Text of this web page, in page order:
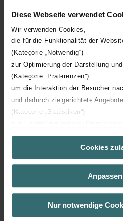
Diese Webseite verwendet
Wir verwenden Cookies,
die für die Funktionalität der
(Kategorie „Notwendig“)
zur Optimierung der Darstellung
(Kategorie „Präferenzen“)
um die Interaktion der Besucher
und dadurch zielgerichtete
(Kategorie „Statistiken“)
(Kategorie „Marketing“)
Über „Details zeigen“ bzw. die
Sie weitere Informationen. Durch
der Auswahl von „Statistiken“
Besuchsverlauf auf unserer
bestmögliche Nutzererfahrung zu
Cookies
Anpassen
Nur notwendige
geselecteerde materialen
krasbestendig, kleurvast en
Meer tonen
Downloads